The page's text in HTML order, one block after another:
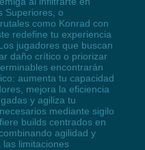
Superiores, o
como Konrad con
redefine tu experiencia
jugadores que buscan
daño crítico o priorizar
encontrarán
aumenta tu capacidad
mejora la eficiencia
y agiliza tu
mediante sigilo
builds centrados en
agilidad y
las limitaciones